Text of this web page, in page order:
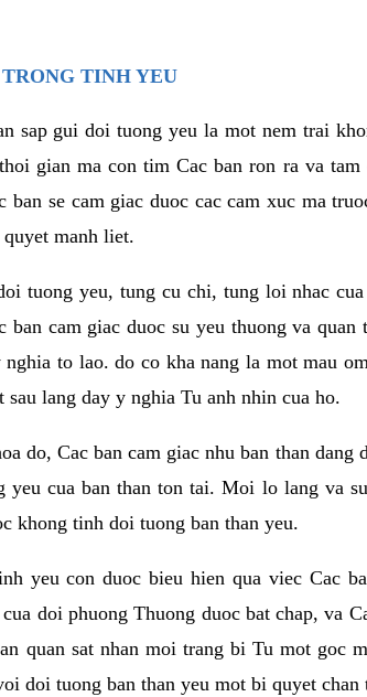
TINH YEU
sap gui doi tuong yeu la mot nem trai
gian ma con tim Cac ban ron ra va
ban se cam giac duoc cac cam xuc ma
manh liet.
tuong yeu, tung cu chi, tung loi nhac
ban cam giac duoc su yeu thuong va
to lao. do co kha nang la mot mau
sau lang day y nghia Tu anh nhin cua ho.
do, Cac ban cam giac nhu ban than
yeu cua ban than ton tai. Moi lo lang va
khong tinh doi tuong ban than yeu.
yeu con duoc bieu hien qua viec Cac
doi phuong Thuong duoc bat chap, va
quan sat nhan moi trang bi Tu mot goc
doi tuong ban than yeu mot bi quyet chan